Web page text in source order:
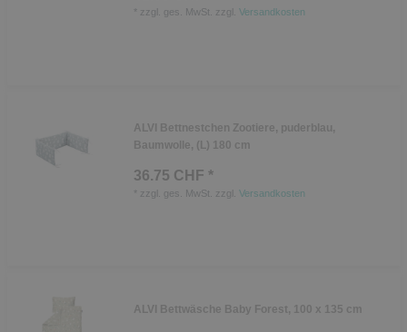
zzgl. ges. MwSt. zzgl. Versandkosten
ALVI Bettnestchen Zootiere, puderblau,
Baumwolle, (L) 180 cm
36.75 CHF *
zzgl. ges. MwSt. zzgl. Versandkosten
ALVI Bettwäsche Baby Forest, 100 x 135 cm